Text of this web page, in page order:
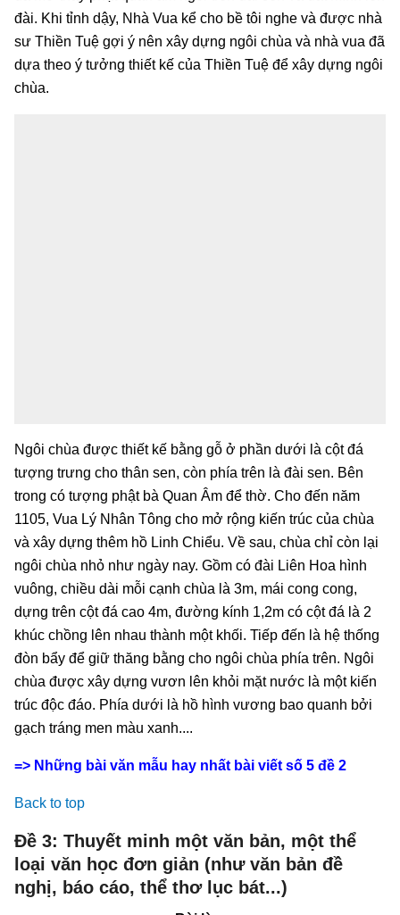
đài. Khi tỉnh dậy, Nhà Vua kể cho bề tôi nghe và được nhà
sư Thiền Tuệ gợi ý nên xây dựng ngôi chùa và nhà vua đã
dựa theo ý tưởng thiết kế của Thiền Tuệ để xây dựng ngôi
chùa.
Ngôi chùa được thiết kế bằng gỗ ở phần dưới là cột đá
tượng trưng cho thân sen, còn phía trên là đài sen. Bên
trong có tượng phật bà Quan Âm để thờ. Cho đến năm
1105, Vua Lý Nhân Tông cho mở rộng kiến trúc của chùa
và xây dựng thêm hồ Linh Chiểu. Về sau, chùa chỉ còn lại
ngôi chùa nhỏ như ngày nay. Gồm có đài Liên Hoa hình
vuông, chiều dài mỗi cạnh chùa là 3m, mái cong cong,
dựng trên cột đá cao 4m, đường kính 1,2m có cột đá là 2
khúc chồng lên nhau thành một khối. Tiếp đến là hệ thống
đòn bẩy để giữ thăng bằng cho ngôi chùa phía trên. Ngôi
chùa được xây dựng vươn lên khỏi mặt nước là một kiến
trúc độc đáo. Phía dưới là hồ hình vương bao quanh bởi
gạch tráng men màu xanh....
=> Những bài văn mẫu hay nhất bài viết số 5 đề 2
Back to top
Đề 3: Thuyết minh một văn bản, một thể
loại văn học đơn giản (như văn bản đề
nghị, báo cáo, thể thơ lục bát...)